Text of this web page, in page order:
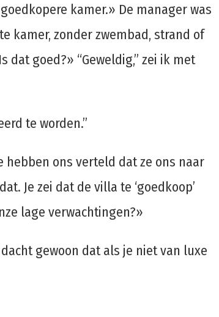
kamer.» De manager was
kamer, zonder zwembad, strand of
goed?» “Geweldig,” zei ik met
te worden.”
hebben ons verteld dat ze ons naar
Je zei dat de villa te ‘goedkoop’
lage verwachtingen?»
gewoon dat als je niet van luxe